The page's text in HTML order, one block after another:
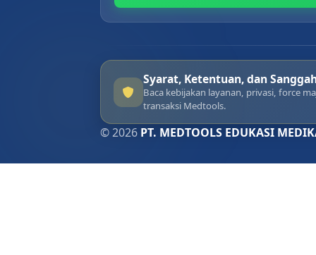
Syarat, Ketentuan, dan
Baca kebijakan layanan, privasi, force
transaksi Medtools.
© 2026 PT. MEDTOOLS EDUKASI